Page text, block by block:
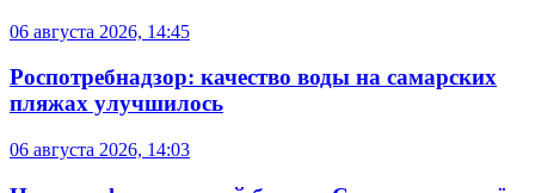
06 августа 2026, 14:45
Роспотребнадзор: качество воды на самарских
пляжах улучшилось
06 августа 2026, 14:03